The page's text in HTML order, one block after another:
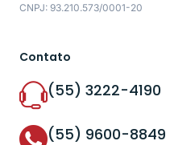
CNPJ: 93.210.573/0001-20
Contato
(55) 3222-4190
(55) 9600-8849